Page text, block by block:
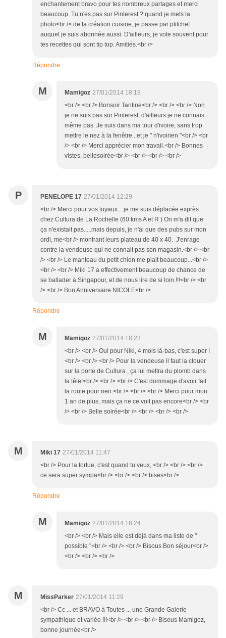
enchantement bravo pour tes nombreux partages et merci
beaucoup. Tu n'es pas sur Pinterest ? quand je mets la
photo<br /> de ta création cuisine, je passe par ptitchef
auquel je suis abonnée aussi. D'ailleurs, je vote souvent pour
tes recettes qui sont tip top. Amitiés.<br />
Répondre
M Mamigoz 27/01/2014 18:19
<br /> <br /> Bonsoir Tantine<br /> <br /> <br /> Non
je ne suis pas sur Pinterest, d'ailleurs je ne connais
même pas. Je suis dans ma tour d'ivoire, sans trop
mettre le nez à la fenêtre...et je " n'ivoirien "<br /> <br
/> <br /> Merci apprécier mon travail.<br /> Bonnes
vistes, bellesoirée<br /> <br /> <br /> <br />
P PENELOPE 17 27/01/2014 12:29
<br /> Merci pour vos tuyaux....je me suis déplacée exprès
chez Cultura de La Rochelle (60 kms A et R ) On m'a dit que
ça n'existait pas.....mais depuis, je n'ai que des pubs sur mon
ordi, me<br /> montrant leurs plateau de 40 x 40. J'enrage
contre la vendeuse qui ne connait pas son magasin.<br /> <br
/> <br /> Le manteau du petit chien me plait beaucoup...<br />
<br /> <br /> Miki 17 a effectivement beaucoup de chance de
se ballader à Singapour, et de nous lire de si loin.!!!<br /> <br
/> <br /> Bon Anniversaire NICOLE<br />
Répondre
M Mamigoz 27/01/2014 18:23
<br /> <br /> Oui pour Niki, 4 mois là-bas, c'est super !
<br /> <br /> <br /> Pour la vendeuse il faut la clouer
sur la porte de Cultura , ça lui mettra du plomb dans
la tête!<br /> <br /> <br /> C'est dommage d'avoir fait
la route pour rien.<br /> <br /> <br /> Merci pour mon
1 an de plus, mais ça ne ce voit pas encore<br /> <br
/> <br /> Belle soirée<br /> <br /> <br /> <br />
M Miki 17 27/01/2014 11:47
<br /> Pour la tortue, c'est quand tu veux, <br /> <br /> <br />
ce sera super sympa<br /> <br /> <br /> bises<br />
Répondre
M Mamigoz 27/01/2014 18:24
<br /> <br /> Mais elle est déjà dans ma liste de "
possible "<br /> <br /> <br /> Bisous Bon séjour<br />
<br /> <br /> <br />
M MissParker 27/01/2014 11:29
<br /> Cc ... et BRAVO à Toutes ... une Grande Galerie
sympathique et variée !!!<br /> <br /> <br /> Bisous Mamigoz,
bonne journée<br />